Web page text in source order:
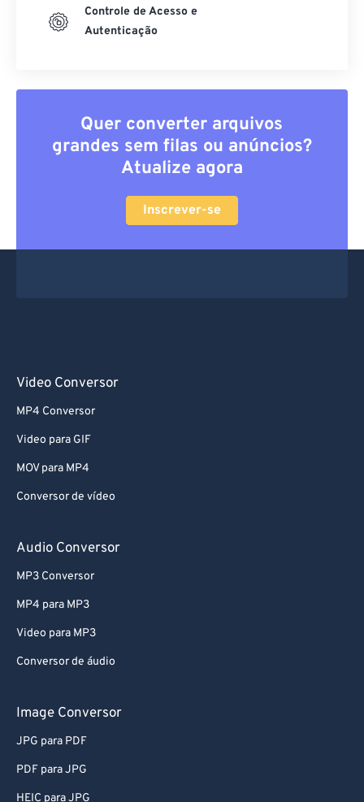
Controle de Acesso e
Autenticação
Quer converter arquivos
grandes sem filas ou anúncios?
Atualize agora
Inscrever-se
Video Conversor
MP4 Conversor
Video para GIF
MOV para MP4
Conversor de vídeo
Audio Conversor
MP3 Conversor
MP4 para MP3
Video para MP3
Conversor de áudio
Image Conversor
JPG para PDF
PDF para JPG
HEIC para JPG